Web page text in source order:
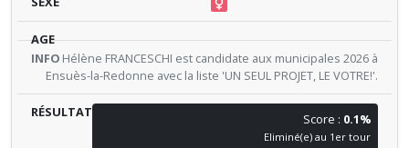
Hélène FRANCESCHI est candidate aux municipales 2026 à
Ensuès-la-Redonne avec la liste 'UN SEUL PROJET, LE VOTRE!'.
Score : 0.1%
Eliminé(e) au 1er tour